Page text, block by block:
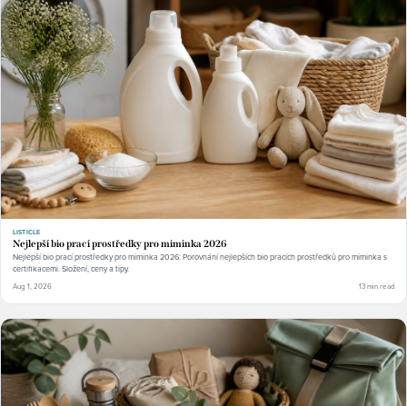
LISTICLE
Nejlepší bio prací prostředky pro miminka 2026
Nejlepší bio prací prostředky pro miminka 2026: Porovnání nejlepších bio pracích prostředků pro miminka s
certifikacemi. Složení, ceny a tipy.
Aug 1, 2026 13 min read